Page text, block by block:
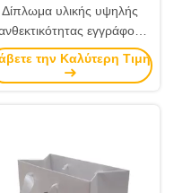
Δίπλωμα υλικής υψηλής
εγγράφου
τέχνης τσαντών 157g
εγγράφου πολυτέλειας
την Καλύτερη Τιμή